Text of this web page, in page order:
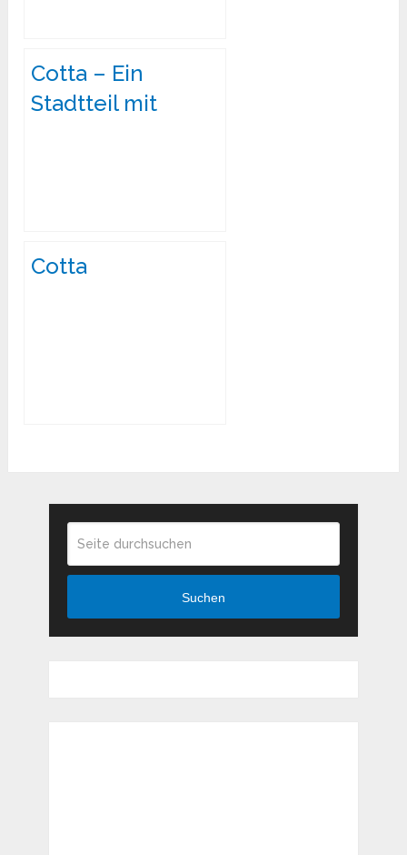
Cotta – Ein
Stadtteil mit
Cotta
Suchen